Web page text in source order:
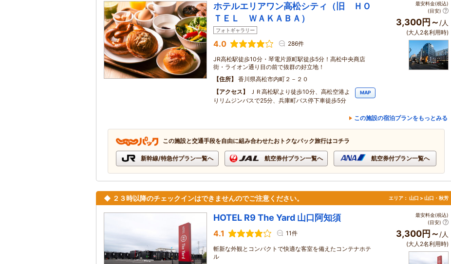
ホテルエリアワン高松シティ（旧 ＨＯ
ＴＥＬ ＷＡＫＡＢＡ）
フォトギャラリー
4.0 286件
JR高松駅徒歩10分・琴電片原町駅徒歩5分！高松中央商店
街・ライオン通り目の前で抜群の好立地！
住所
香川県高松市内町２－２０
アクセス
ＪＲ高松駅より徒歩10分、高松空港よ
りリムジンバスで25分、兵庫町バス停下車徒歩5分
MAP
最安料金(税込)
(目安)
3,300円～ /人
(大人2名利用時)
この施設の宿泊プランをもっとみる
この施設と交通手段を自由に組み合わせたおトクなパック旅行はコチラ
新幹線/特急付プラン一覧へ 航空券付プラン一覧へ 航空券付プラン一覧へ
◆ ２３時以降のチェックインはできませんのでご注意ください。 エリア： 山口 > 山口・秋芳
HOTEL R9 The Yard 山口阿知須
4.1 11件
斬新な外観とコンパクトで快適な客室を備えたコンテナホテ
ル
最安料金(税込)
(目安)
3,300円～ /人
(大人2名利用時)